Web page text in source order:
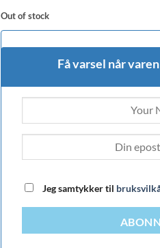
Out of stock
Få varsel når
Jeg samtykker til